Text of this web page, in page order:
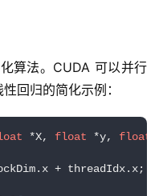
算法。CUDA 可以并行
回归的简化示例：
*X, float *y, float
+ threadIdx.x;